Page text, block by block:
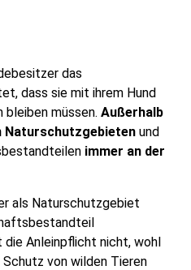
das
dass sie mit ihrem Hund
bleiben müssen. Außerhalb
Naturschutzgebieten und
immer an der
als Naturschutzgebiet
Anleinpflicht nicht, wohl
von wilden Tieren